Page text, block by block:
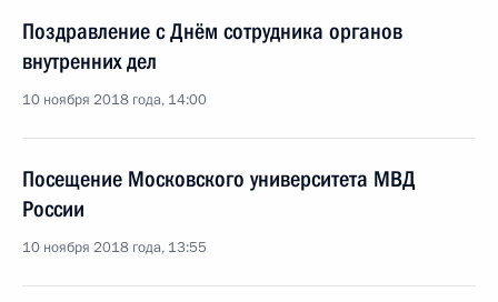
Поздравление с Днём сотрудника органов
внутренних дел
10 ноября 2018 года, 14:00
Посещение Московского университета МВД
России
10 ноября 2018 года, 13:55